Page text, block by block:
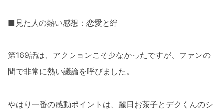
■見た人の熱い感想：恋愛と絆
第169話は、アクションこそ少なかったですが、ファンの
間で非常に熱い議論を呼びました。
やはり一番の感動ポイントは、麗日お茶子とデクくんのシ